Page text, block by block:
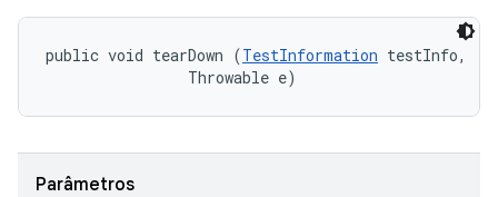
public void tearDown (TestInformation testInfo,
                Throwable e)
Parâmetros